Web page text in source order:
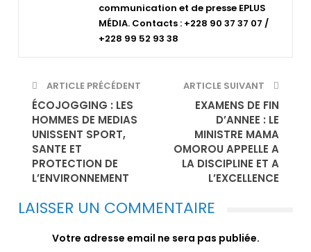
communication et de presse EPLUS
MÉDIA. Contacts : +228 90 37 37 07 /
+228 99 52 93 38
ARTICLE PRÉCÉDENT
ÉCOJOGGING : LES
HOMMES DE MEDIAS
UNISSENT SPORT,
SANTE ET
PROTECTION DE
L’ENVIRONNEMENT
ARTICLE SUIVANT
EXAMENS DE FIN
D’ANNEE : LE
MINISTRE MAMA
OMOROU APPELLE A
LA DISCIPLINE ET A
L’EXCELLENCE
LAISSER UN COMMENTAIRE
Votre adresse email ne sera pas publiée.